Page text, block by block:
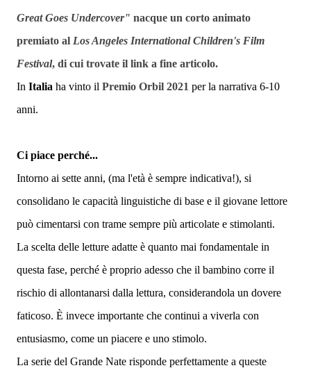
Great Goes Undercover" nacque un corto animato
premiato al Los Angeles International Children's Film
Festival, di cui trovate il link a fine articolo.
In Italia ha vinto il Premio Orbil 2021 per la narrativa 6-10
anni.
Ci piace perché...
Intorno ai sette anni, (ma l'età è sempre indicativa!), si
consolidano le capacità linguistiche di base e il giovane lettore
può cimentarsi con trame sempre più articolate e stimolanti.
La scelta delle letture adatte è quanto mai fondamentale in
questa fase, perché è proprio adesso che il bambino corre il
rischio di allontanarsi dalla lettura, considerandola un dovere
faticoso. È invece importante che continui a viverla con
entusiasmo, come un piacere e uno stimolo.
La serie del Grande Nate risponde perfettamente a queste